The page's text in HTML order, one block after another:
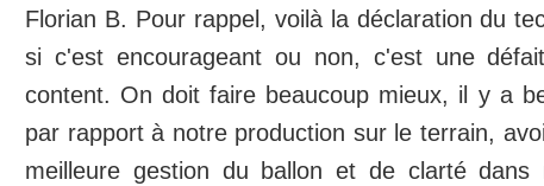
Florian B. Pour rappel, voilà la déclaration du
si c'est encourageant ou non, c'est une
content. On doit faire beaucoup mieux, il y a
par rapport à notre production sur le terrain,
meilleure gestion du ballon et de clarté